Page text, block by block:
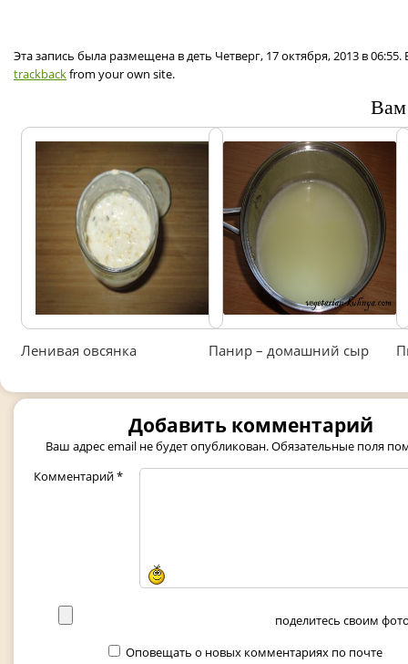
Эта запись была размещена в деть Четверг, 17 октября, 2013 в
trackbackfrom your own site.
Вам
Ленивая овсянка Панир – домашний сыр
Добавить комментарий
Ваш адрес email не будет опубликован.Обязательные поля
Комментарий*
поделитесь своим
Оповещать о новых комментариях по почте